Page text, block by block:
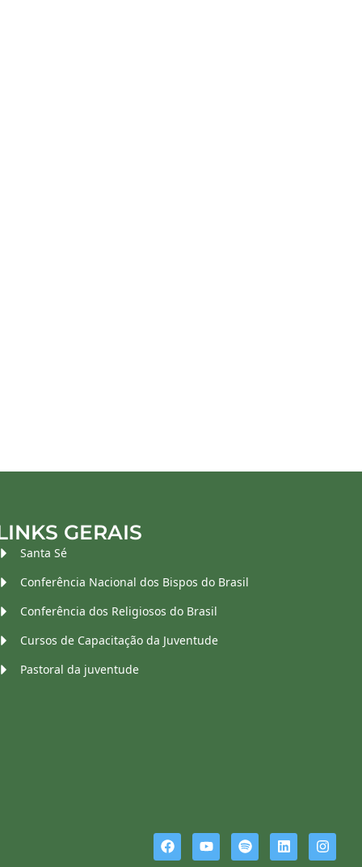
GERAIS
Santa Sé
Conferência Nacional dos Bispos do Brasil
Conferência dos Religiosos do Brasil
Cursos de Capacitação da Juventude
Pastoral da juventude